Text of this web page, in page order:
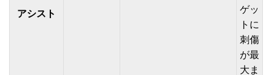
アシスト
ゲッ
トに
刺傷
が最
大ま